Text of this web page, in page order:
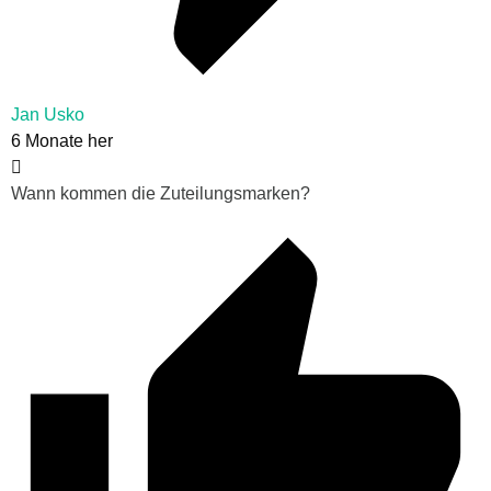
Jan Usko
6 Monate her
Wann kommen die Zuteilungsmarken?